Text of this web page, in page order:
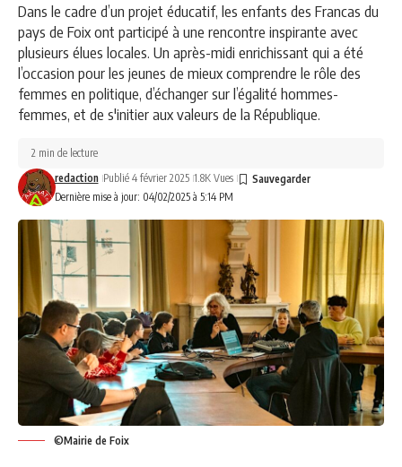
Dans le cadre d’un projet éducatif, les enfants des Francas du
pays de Foix ont participé à une rencontre inspirante avec
plusieurs élues locales. Un après-midi enrichissant qui a été
l’occasion pour les jeunes de mieux comprendre le rôle des
femmes en politique, d’échanger sur l’égalité hommes-
femmes, et de s'initier aux valeurs de la République.
Dernière mise à jour: 04/02/2025 à 5:14 PM
redaction Publié 4 février 2025 1.8K Vues
2 min de lecture
©Mairie de Foix